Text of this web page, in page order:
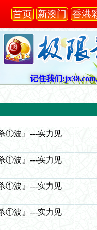
首页 新澳门 香港
记住我们
①波』---实力见
①波』---实力见
①波』---实力见
①波』---实力见